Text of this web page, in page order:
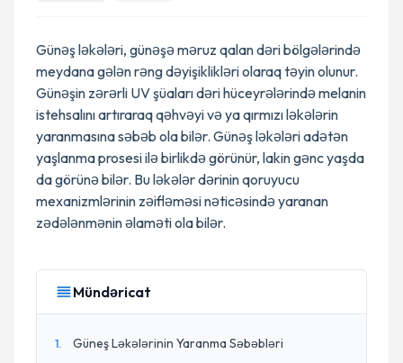
Günəş ləkələri, günəşə məruz qalan dəri bölgələrində
meydana gələn rəng dəyişiklikləri olaraq təyin olunur.
Günəşin zərərli UV şüaları dəri hüceyrələrində melanin
istehsalını artıraraq qəhvəyi və ya qırmızı ləkələrin
yaranmasına səbəb ola bilər. Günəş ləkələri adətən
yaşlanma prosesi ilə birlikdə görünür, lakin gənc yaşda
da görünə bilər. Bu ləkələr dərinin qoruyucu
mexanizmlərinin zəifləməsi nəticəsində yaranan
zədələnmənin əlaməti ola bilər.
Mündəricat
1. Güneş Ləkələrinin Yaranma Səbəbləri